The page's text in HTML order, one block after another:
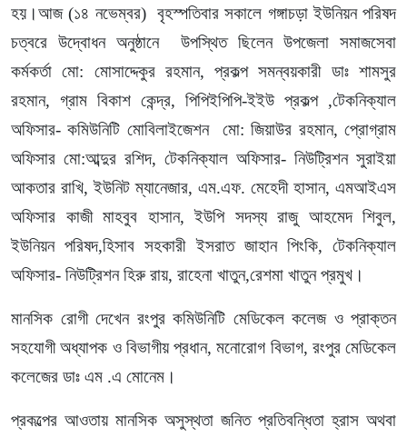
হয়।আজ (১৪ নভেম্বর) বৃহস্পতিবার সকালে গঙ্গাচড়া ইউনিয়ন পরিষদ
চত্বরে উদ্বোধন অনুষ্ঠানে উপস্থিত ছিলেন উপজেলা সমাজসেবা
কর্মকর্তা মো: মোসাদ্দেকুর রহমান, প্রকল্প সমন্বয়কারী ডাঃ শামসুর
রহমান, গ্রাম বিকাশ কেন্দ্র, পিপিইপিপি-ইইউ প্রকল্প ,টেকনিক্যাল
অফিসার- কমিউনিটি মোবিলাইজেশন মো: জিয়াউর রহমান, প্রোগ্রাম
অফিসার মো:আব্দুর রশিদ, টেকনিক্যাল অফিসার- নিউট্রিশন সুরাইয়া
আকতার রাখি, ইউনিট ম্যানেজার, এম.এফ. মেহেদী হাসান, এমআইএস
অফিসার কাজী মাহবুব হাসান, ইউপি সদস্য রাজু আহমেদ শিবুল,
ইউনিয়ন পরিষদ,হিসাব সহকারী ইসরাত জাহান পিংকি, টেকনিক্যাল
অফিসার- নিউট্রিশন হিরু রায়, রাহেনা খাতুন,রেশমা খাতুন প্রমুখ।
মানসিক রোগী দেখেন রংপুর কমিউনিটি মেডিকেল কলেজ ও প্রাক্তন
সহযোগী অধ্যাপক ও বিভাগীয় প্রধান, মনোরোগ বিভাগ, রংপুর মেডিকেল
কলেজের ডাঃ এম .এ মোনেম।
প্রকল্পের আওতায় মানসিক অসুস্থতা জনিত প্রতিবন্ধিতা হ্রাস অথবা